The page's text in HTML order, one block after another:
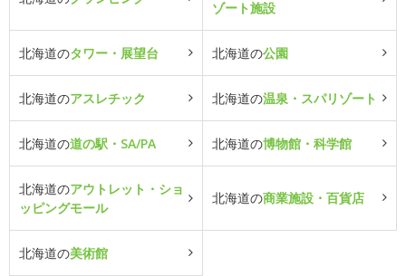
ゾート施設
北海道のタワー・展望台 北海道の公園
北海道のアスレチック 北海道の温泉・スパリゾート
北海道の道の駅・SA/PA 北海道の博物館・科学館
北海道のアウトレット・ショ
ッピングモール
北海道の商業施設・百貨店
北海道の美術館